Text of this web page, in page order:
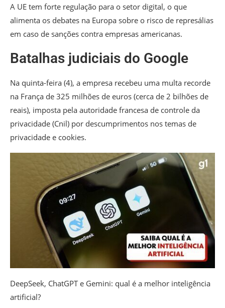
A UE tem forte regulação para o setor digital, o que
alimenta os debates na Europa sobre o risco de represálias
em caso de sanções contra empresas americanas.
Batalhas judiciais do Google
Na quinta-feira (4), a empresa recebeu uma multa recorde
na França de 325 milhões de euros (cerca de 2 bilhões de
reais), imposta pela autoridade francesa de controle da
privacidade (Cnil) por descumprimentos nos temas de
privacidade e cookies.
DeepSeek, ChatGPT e Gemini: qual é a melhor inteligência
artificial?